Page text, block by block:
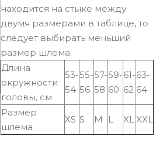
находится на стыке между
двумя размерами в таблице, то
следует выбирать меньший
размер шлема.
Длина
окружности
головы, см
53-
54
55-
56
57-
58
59-
60
61-
62
63-
64
Размер
шлема
XS S M L XLXXL